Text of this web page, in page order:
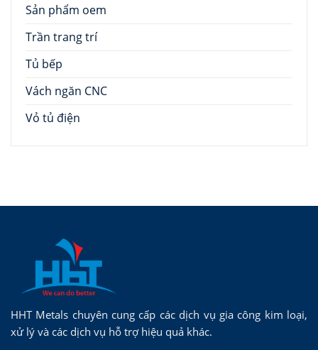
Sản phẩm oem
Trần trang trí
Tủ bếp
Vách ngăn CNC
Vỏ tủ điện
HHT Metals chuyên cung cấp các dịch vụ gia công kim loại,
xử lý và các dịch vụ hỗ trợ hiệu quả khác.